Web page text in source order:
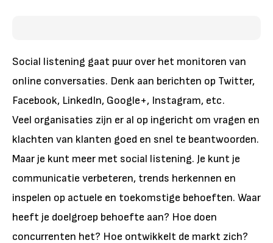
Social listening gaat puur over het monitoren van
online conversaties. Denk aan berichten op Twitter,
Facebook, LinkedIn, Google+, Instagram, etc.
Veel organisaties zijn er al op ingericht om vragen en
klachten van klanten goed en snel te beantwoorden.
Maar je kunt meer met social listening. Je kunt je
communicatie verbeteren, trends herkennen en
inspelen op actuele en toekomstige behoeften. Waar
heeft je doelgroep behoefte aan? Hoe doen
concurrenten het? Hoe ontwikkelt de markt zich?